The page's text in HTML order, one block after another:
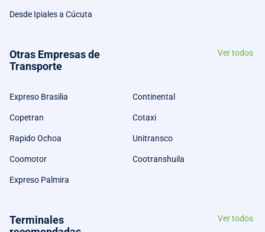
Desde Ipiales a Cúcuta
Otras Empresas de
Transporte
Ver todos
Expreso Brasilia Continental
Copetran Cotaxi
Rapido Ochoa Unitransco
Coomotor Cootranshuila
Expreso Palmira
Terminales
Ver todos